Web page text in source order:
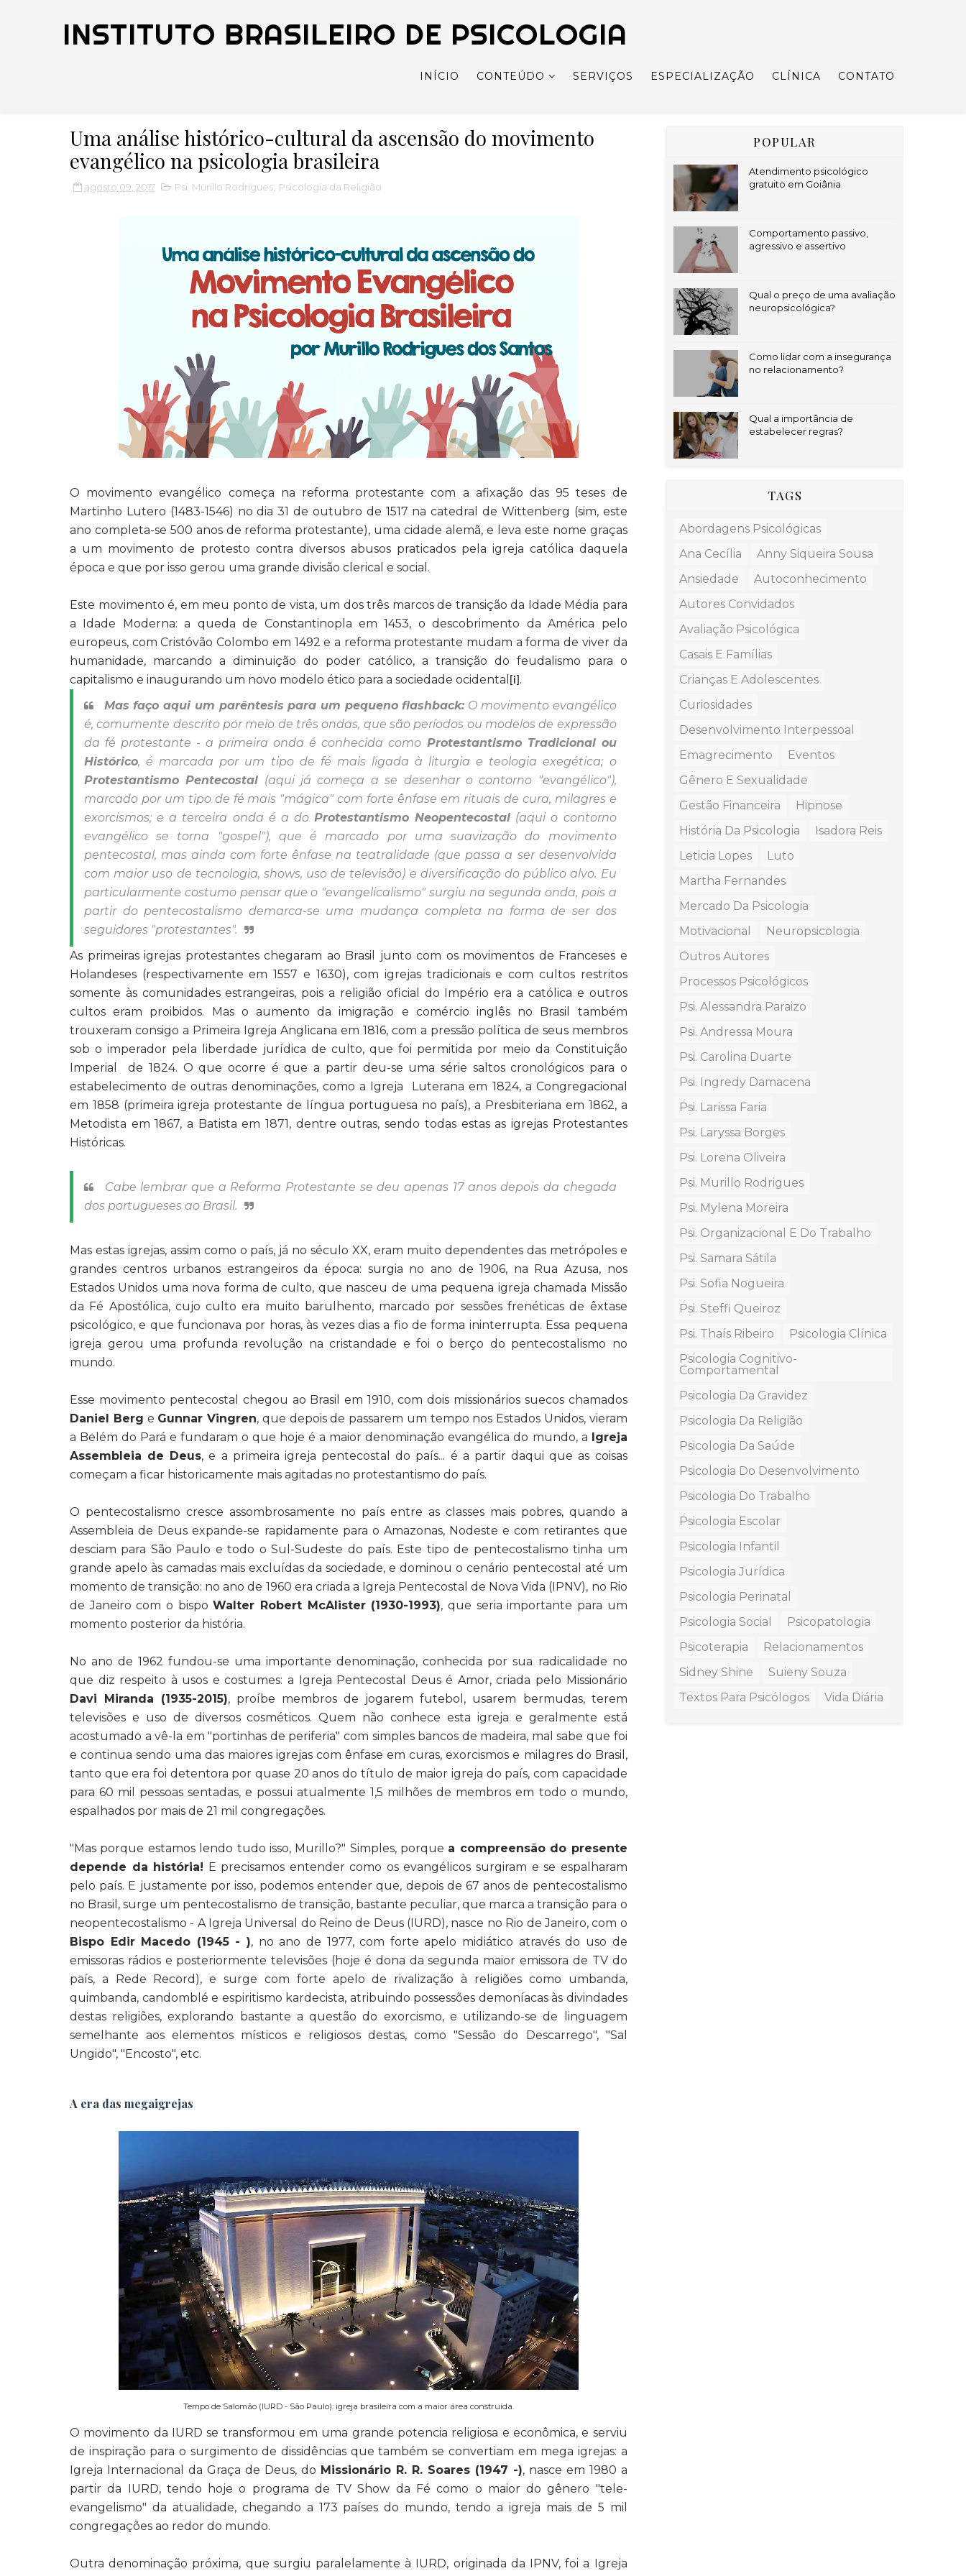
INSTITUTO BRASILEIRO DE PSICOLOGIA
INÍCIO CONTEÚDO SERVIÇOS ESPECIALIZAÇÃO CLÍNICA CONTATO
Uma análise histórico-cultural da ascensão do movimento
evangélico na psicologia brasileira
agosto 09, 2017 Psi. Murillo Rodrigues Psicologia da Religião
O movimento evangélico começa na reforma protestante com a afixação das 95 teses de
Martinho Lutero (1483-1546) no dia 31 de outubro de 1517 na catedral de Wittenberg (sim, este
ano completa-se 500 anos de reforma protestante), uma cidade alemã, e leva este nome graças
a um movimento de protesto contra diversos abusos praticados pela igreja católica daquela
época e que por isso gerou uma grande divisão clerical e social.
Este movimento é, em meu ponto de vista, um dos três marcos de transição da Idade Média para
a Idade Moderna: a queda de Constantinopla em 1453, o descobrimento da América pelo
europeus, com Cristóvão Colombo em 1492 e a reforma protestante mudam a forma de viver da
humanidade, marcando a diminuição do poder católico, a transição do feudalismo para o
capitalismo e inaugurando um novo modelo ético para a sociedade ocidental
[i] .
Mas faço aqui um parêntesis para um pequeno flashback: O movimento evangélico
é, comumente descrito por meio de três ondas, que são períodos ou modelos de expressão
da fé protestante - a primeira onda é conhecida como Protestantismo Tradicional ou
Histórico, é marcada por um tipo de fé mais ligada à liturgia e teologia exegética; o
Protestantismo Pentecostal (aqui já começa a se desenhar o contorno "evangélico"),
marcado por um tipo de fé mais "mágica" com forte ênfase em rituais de cura, milagres e
exorcismos; e a terceira onda é a doProtestantismo Neopentecostal (aqui o contorno
evangélico se torna "gospel"), que é marcado por uma suavização do movimento
pentecostal, mas ainda com forte ênfase na teatralidade (que passa a ser desenvolvida
com maior uso de tecnologia, shows, uso de televisão) e diversificação do público alvo. Eu
particularmente costumo pensar que o "evangelicalismo" surgiu na segunda onda, pois a
partir do pentecostalismo demarca-se uma mudança completa na forma de ser dos
seguidores "protestantes".
As primeiras igrejas protestantes chegaram ao Brasil junto com os movimentos de Franceses e
Holandeses (respectivamente em 1557 e 1630), com igrejas tradicionais e com cultos restritos
somente às comunidades estrangeiras, pois a religião oficial do Império era a católica e outros
cultos eram proibidos. Mas o aumento da imigração e comércio inglês no Brasil também
trouxeram consigo a Primeira Igreja Anglicana em 1816, com a pressão política de seus membros
sob o imperador pela liberdade jurídica de culto, que foi permitida por meio da Constituição
Imperial
de 1824. O que ocorre é que a partir deu-se uma série saltos cronológicos para o
estabelecimento de outras denominações, como a Igreja
Luterana em 1824, a Congregacional
em 1858 (primeira igreja protestante de língua portuguesa no país), a Presbiteriana em 1862, a
Metodista em 1867, a Batista em 1871, dentre outras, sendo todas estas as igrejas Protestantes
Históricas.
Cabe lembrar que a Reforma Protestante se deu apenas 17 anos depois da chegada
dos portugueses ao Brasil.
Mas estas igrejas, assim como o país, já no século XX, eram muito dependentes das metrópoles e
grandes centros urbanos estrangeiros da época: surgia no ano de 1906, na Rua Azusa, nos
Estados Unidos uma nova forma de culto, que nasceu de uma pequena igreja chamada Missão
da Fé Apostólica, cujo culto era muito barulhento, marcado por sessões frenéticas de êxtase
psicológico, e que funcionava por horas, às vezes dias a fio de forma ininterrupta. Essa pequena
igreja gerou uma profunda revolução na cristandade e foi o berço do pentecostalismo no
mundo.
Esse movimento pentecostal chegou ao Brasil em 1910, com dois missionários suecos chamados
Daniel Berg e Gunnar Vingren, que depois de passarem um tempo nos Estados Unidos, vieram
a Belém do Pará e fundaram o que hoje é a maior denominação evangélica do mundo, a Igreja
Assembleia de Deus, e a primeira igreja pentecostal do país... é a partir daqui que as coisas
começam a ficar historicamente mais agitadas no protestantismo do país.
O pentecostalismo cresce assombrosamente no país entre as classes mais pobres, quando a
Assembleia de Deus expande-se rapidamente para o Amazonas, Nodeste e com retirantes que
desciam para São Paulo e todo o Sul-Sudeste do país. Este tipo de pentecostalismo tinha um
grande apelo às camadas mais excluídas da sociedade, e dominou o cenário pentecostal até um
momento de transição: no ano de 1960 era criada a Igreja Pentecostal de Nova Vida (IPNV), no Rio
de Janeiro com o bispoWalter Robert McAlister (1930-1993), que seria importante para um
momento posterior da história.
No ano de 1962 fundou-se uma importante denominação, conhecida por sua radicalidade no
que diz respeito à usos e costumes: a Igreja Pentecostal Deus é Amor, criada pelo Missionário
Davi Miranda (1935-2015), proíbe membros de jogarem futebol, usarem bermudas, terem
televisões e uso de diversos cosméticos. Quem não conhece esta igreja e geralmente está
acostumado a vê-la em "portinhas de periferia" com simples bancos de madeira, mal sabe que foi
e continua sendo uma das maiores igrejas com ênfase em curas, exorcismos e milagres do Brasil,
tanto que era foi detentora por quase 20 anos do título de maior igreja do país, com capacidade
para 60 mil pessoas sentadas, e possui atualmente 1,5 milhões de membros em todo o mundo,
espalhados por mais de 21 mil congregações.
"Mas porque estamos lendo tudo isso, Murillo?" Simples, porque a compreensão do presente
depende da história! E precisamos entender como os evangélicos surgiram e se espalharam
pelo país. E justamente por isso, podemos entender que, depois de 67 anos de pentecostalismo
no Brasil, surge um pentecostalismo de transição, bastante peculiar, que marca a transição para o
neopentecostalismo - A Igreja Universal do Reino de Deus (IURD), nasce no Rio de Janeiro, com o
Bispo Edir Macedo (1945 - ), no ano de 1977, com forte apelo midiático através do uso de
emissoras rádios e posteriormente televisões (hoje é dona da segunda maior emissora de TV do
país, a Rede Record), e surge com forte apelo de rivalização à religiões como umbanda,
quimbanda, candomblé e espiritismo kardecista, atribuindo possessões demoníacas às divindades
destas religiões, explorando bastante a questão do exorcismo, e utilizando-se de linguagem
semelhante aos elementos místicos e religiosos destas, como "Sessão do Descarrego", "Sal
Ungido", "Encosto", etc.
A era das megaigrejas
Tempo de Salomão (IURD - São Paulo): igreja brasileira com a maior área construída.
O movimento da IURD se transformou em uma grande potencia religiosa e econômica, e serviu
de inspiração para o surgimento de dissidências que também se convertiam em mega igrejas: a
Igreja Internacional da Graça de Deus, do Missionário R. R. Soares (1947 -), nasce em 1980 a
partir da IURD, tendo hoje o programa de TV Show da Fé como o maior do gênero "tele-
evangelismo" da atualidade, chegando a 173 países do mundo, tendo a igreja mais de 5 mil
congregações ao redor do mundo.
Outra denominação próxima, que surgiu paralelamente à IURD, originada da IPNV, foi a Igreja
POPULAR
Atendimento psicológico
gratuito em Goiânia
Comportamento passivo,
agressivo e assertivo
Qual o preço de uma avaliação
neuropsicológica?
Como lidar com a insegurança
no relacionamento?
Qual a importância de
estabelecer regras?
TAGS
Abordagens Psicológicas
Ana Cecília
Anny Siqueira Sousa
Ansiedade
Autoconhecimento
Autores Convidados
Avaliação Psicológica
Casais E Famílias
Crianças E Adolescentes
Curiosidades
Desenvolvimento Interpessoal
Emagrecimento
Eventos
Gênero E Sexualidade
Gestão Financeira
Hipnose
História Da Psicologia
Isadora Reis
Leticia Lopes
Luto
Martha Fernandes
Mercado Da Psicologia
Motivacional
Neuropsicologia
Outros Autores
Processos Psicológicos
Psi. Alessandra Paraizo
Psi. Andressa Moura
Psi. Carolina Duarte
Psi. Ingredy Damacena
Psi. Larissa Faria
Psi. Laryssa Borges
Psi. Lorena Oliveira
Psi. Murillo Rodrigues
Psi. Mylena Moreira
Psi. Organizacional E Do Trabalho
Psi. Samara Sátila
Psi. Sofia Nogueira
Psi. Steffi Queiroz
Psi. Thaís Ribeiro
Psicologia Clínica
Psicologia Cognitivo-
Comportamental
Psicologia Da Gravidez
Psicologia Da Religião
Psicologia Da Saúde
Psicologia Do Desenvolvimento
Psicologia Do Trabalho
Psicologia Escolar
Psicologia Infantil
Psicologia Jurídica
Psicologia Perinatal
Psicologia Social
Psicopatologia
Psicoterapia
Relacionamentos
Sidney Shine
Suieny Souza
Textos Para Psicólogos
Vida Diária